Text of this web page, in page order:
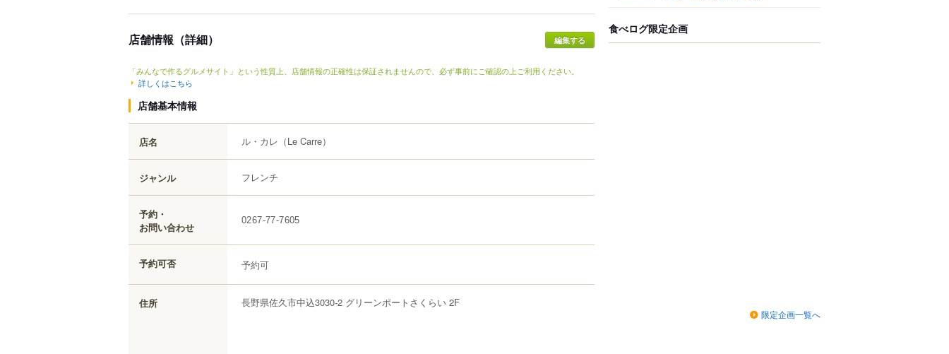
店舗情報（詳細）
「みんなで作るグルメサイト」という性質上、店舗情報の正確性は保証されませんので、必ず事前にご確認の上ご利用ください。
詳しくはこちら
店舗基本情報
店名 ル・カレ （Le Carre）
ジャンル フレンチ
予約・
お問い合わせ
0267-77-7605
予約可否 予約可
住所 長野県佐久市中込3030-2 グリーンポートさくらい 2F
食べログ限定企画
限定企画一覧へ